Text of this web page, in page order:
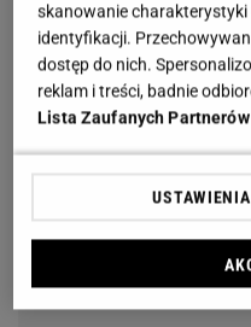
zmianom Twoja
Japandi.
skanowanie charakterystyki
identyfikacji.
dostęp do nich.
reklam i treści, badnie
Lista Zaufanych Partnerów